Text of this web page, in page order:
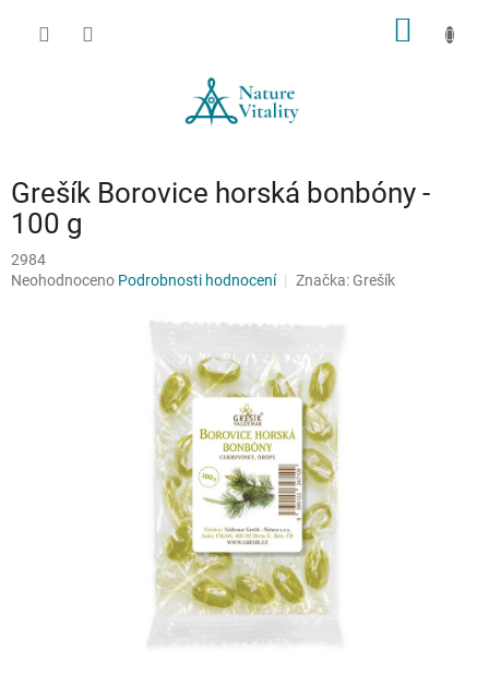
Grešík Borovice horská bonbóny -
100 g
2984
Průměrné
Neohodnoceno Podrobnosti hodnocení Značka: Grešík